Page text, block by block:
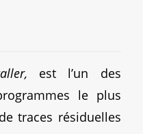
est l’un des
le plus
traces résiduelles